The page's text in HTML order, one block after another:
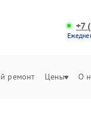
+7
ремонт Цены О